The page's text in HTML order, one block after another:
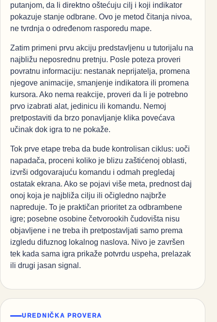
putanjom, da li direktno oštećuju cilj i koji indikator
pokazuje stanje odbrane. Ovo je metod čitanja nivoa,
ne tvrdnja o određenom rasporedu mape.
Zatim primeni prvu akciju predstavljenu u tutorijalu na
najbližu neposrednu pretnju. Posle poteza proveri
povratnu informaciju: nestanak neprijatelja, promena
njegove animacije, smanjenje indikatora ili promena
kursora. Ako nema reakcije, proveri da li je potrebno
prvo izabrati alat, jedinicu ili komandu. Nemoj
pretpostaviti da brzo ponavljanje klika povećava
učinak dok igra to ne pokaže.
Tok prve etape treba da bude kontrolisan ciklus: uoči
napadača, proceni koliko je blizu zaštićenoj oblasti,
izvrši odgovarajuću komandu i odmah pregledaj
ostatak ekrana. Ako se pojavi više meta, prednost daj
onoj koja je najbliža cilju ili očigledno najbrže
napreduje. To je praktičan prioritet za odbrambene
igre; posebne osobine četvorookih čudovišta nisu
objavljene i ne treba ih pretpostavljati samo prema
izgledu difuznog lokalnog naslova. Nivo je završen
tek kada sama igra prikaže potvrdu uspeha, prelazak
ili drugi jasan signal.
UREDNIČKA PROVERA